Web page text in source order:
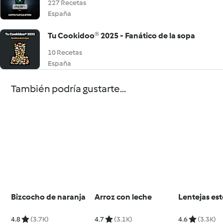
227 Recetas
España
Tu Cookidoo® 2025 - Fanático de la sopa
10 Recetas
España
También podría gustarte...
Bizcocho de naranja
4.8 (3.7K)
Arroz con leche
4.7 (3.1K)
Lentejas
4.6 (3.3K)